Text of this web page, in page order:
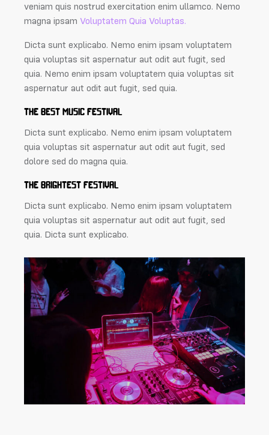
veniam quis nostrud exercitation enim ullamco. Nemo
magna ipsam Voluptatem Quia Voluptas.
Dicta sunt explicabo. Nemo enim ipsam voluptatem
quia voluptas sit aspernatur aut odit aut fugit, sed
quia. Nemo enim ipsam voluptatem quia voluptas sit
aspernatur aut odit aut fugit, sed quia.
THE BEST MUSIC FESTIVAL
Dicta sunt explicabo. Nemo enim ipsam voluptatem
quia voluptas sit aspernatur aut odit aut fugit, sed
dolore sed do magna quia.
THE BRIGHTEST FESTIVAL
Dicta sunt explicabo. Nemo enim ipsam voluptatem
quia voluptas sit aspernatur aut odit aut fugit, sed
quia. Dicta sunt explicabo.